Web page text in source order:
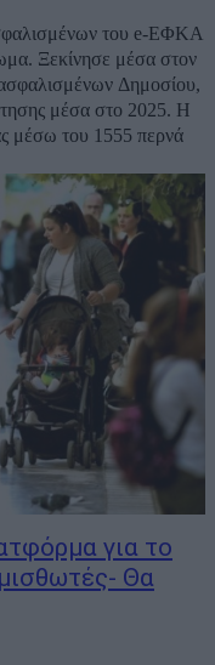
του e-ΕΦΚΑ
Ξεκίνησε μέσα στον
Δημοσίου,
μέσα στο 2025. Η
μέσω του 1555 περνά
για το
Θα